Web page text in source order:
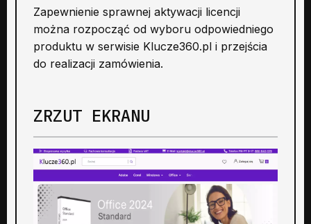
Zapewnienie sprawnej aktywacji licencji
można rozpocząć od wyboru odpowiedniego
produktu w serwisie Klucze360.pl i przejścia
do realizacji zamówienia.
ZRZUT EKRANU